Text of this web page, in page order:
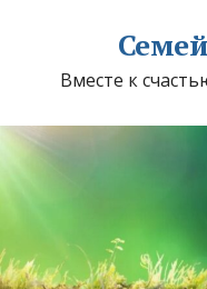
Вместе к